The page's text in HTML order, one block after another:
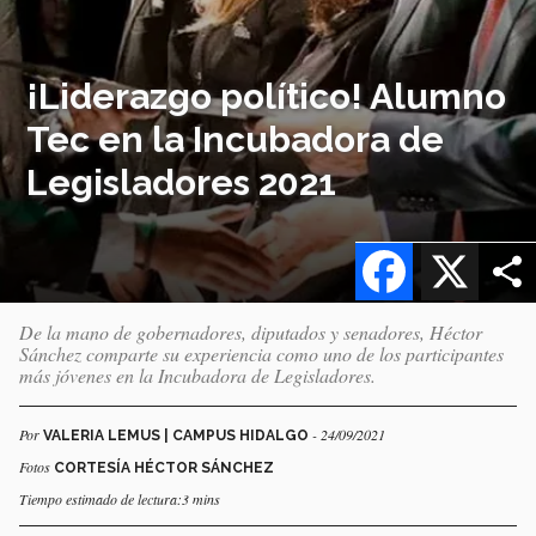
¡Liderazgo político! Alumno
Tec en la Incubadora de
Legisladores 2021
X
Facebook
De la mano de gobernadores, diputados y senadores, Héctor
Sánchez comparte su experiencia como uno de los participantes
más jóvenes en la Incubadora de Legisladores.
Por VALERIA LEMUS | CAMPUS HIDALGO - 24/09/2021
Fotos CORTESÍA HÉCTOR SÁNCHEZ
Tiempo estimado de lectura:3 mins